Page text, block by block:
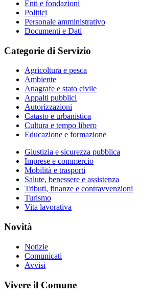
Enti e fondazioni
Politici
Personale amministrativo
Documenti e Dati
Categorie di Servizio
Agricoltura e pesca
Ambiente
Anagrafe e stato civile
Appalti pubblici
Autorizzazioni
Catasto e urbanistica
Cultura e tempo libero
Educazione e formazione
Giustizia e sicurezza pubblica
Imprese e commercio
Mobilità e trasporti
Salute, benessere e assistenza
Tributi, finanze e contravvenzioni
Turismo
Vita lavorativa
Novità
Notizie
Comunicati
Avvisi
Vivere il Comune